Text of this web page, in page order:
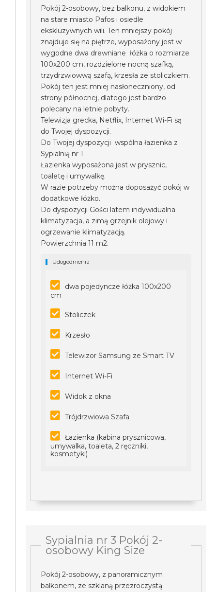
Pokój 2-osobowy, bez balkonu, z widokiem
na stare miasto Pafos i osiedle
ekskluzywnych wili. Ten mniejszy pokój
znajduje się na piętrze, wyposażony jest w
wygodne dwa drewniane łóżka o rozmiarze
100x200 cm, rozdzielone nocną szafką,
trzydrzwiowwą szafą, krzesła ze stoliczkiem.
Pokój ten jest mniej nasłoneczniony, od
strony północnej, dlatego jest bardzo
polecany na letnie pobyty.
Telewizja grecka, Netflix, Internet Wi-Fi są
do Twojej dyspozycji.
Do Twojej dyspozycji wspólna łazienka z
Sypialnią nr 1.
Łazienka wyposażona jest w prysznic,
toaletę i umywalkę.
W razie potrzeby można doposażyć pokój w
dodatkowe łóżko.
Do dyspozycji Gości latem indywidualna
klimatyzacja, a zimą grzejnik olejowy i
ogrzewanie klimatyzacją.
Powierzchnia 11 m2.
Udogodnienia
dwa pojedyncze łóżka 100x200
cm
Stoliczek
Krzesło
Telewizor Samsung ze Smart TV
Internet Wi-Fi
Widok z okna
Trójdrzwiowa Szafa
Łazienka (kabina prysznicowa,
umywalka, toaleta, 2 ręczniki,
kosmetyki)
Sypialnia nr 3 Pokój 2-
osobowy King Size
Pokój 2-osobowy, z panoramicznym
balkonem, ze szklaną przezroczystą